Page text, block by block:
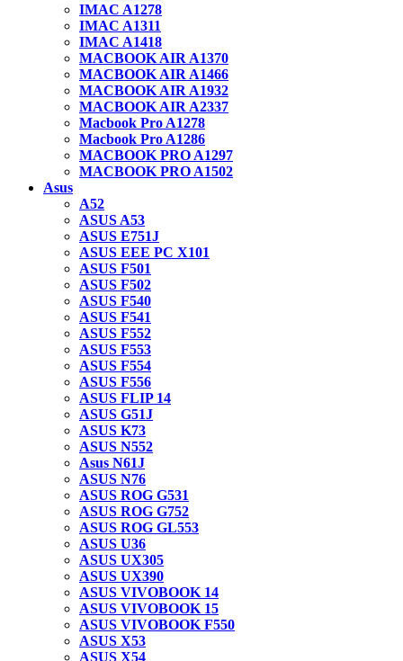
IMAC A1278
IMAC A1311
IMAC A1418
MACBOOK AIR A1370
MACBOOK AIR A1466
MACBOOK AIR A1932
MACBOOK AIR A2337
Macbook Pro A1278
Macbook Pro A1286
MACBOOK PRO A1297
MACBOOK PRO A1502
Asus
A52
ASUS A53
ASUS E751J
ASUS EEE PC X101
ASUS F501
ASUS F502
ASUS F540
ASUS F541
ASUS F552
ASUS F553
ASUS F554
ASUS F556
ASUS FLIP 14
ASUS G51J
ASUS K73
ASUS N552
Asus N61J
ASUS N76
ASUS ROG G531
ASUS ROG G752
ASUS ROG GL553
ASUS U36
ASUS UX305
ASUS UX390
ASUS VIVOBOOK 14
ASUS VIVOBOOK 15
ASUS VIVOBOOK F550
ASUS X53
ASUS X54